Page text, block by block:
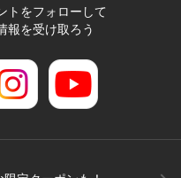
トをフォローして
報を受け取ろう